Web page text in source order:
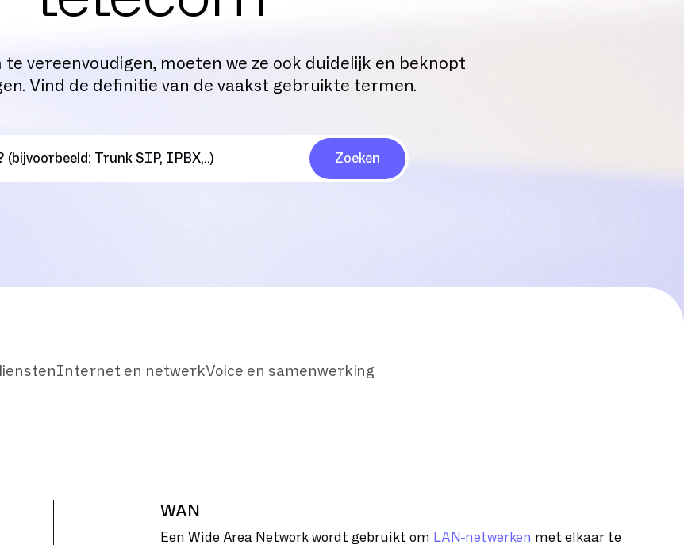
te vereenvoudigen, moeten we ze ook duidelijk en beknopt
Vind de definitie van de vaakst gebruikte termen.
Zoeken
Internet en netwerkVoice en samenwerking
WAN
Een Wide Area Network wordt gebruikt om LAN-netwerken met elkaar te